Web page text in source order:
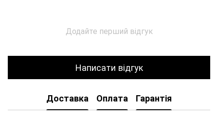
Додайте перший відгук
Написати відгук
Доставка Оплата Гарантія